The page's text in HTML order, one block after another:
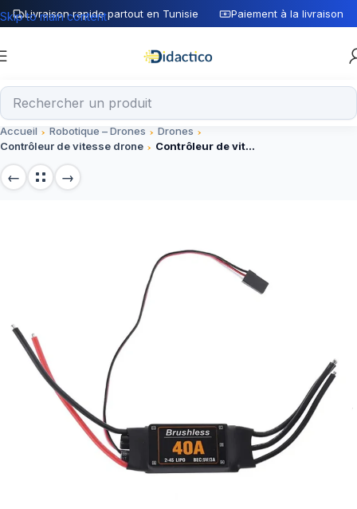
Livraison rapide partout en Tunisie Paiement à la livraison
Skip to main content
Accueil Robotique – Drones
Drones
Contrôleur de vitesse drone
Contrôleur de vitesse ESC 40A pour drones avec fiche banane et T plug JST